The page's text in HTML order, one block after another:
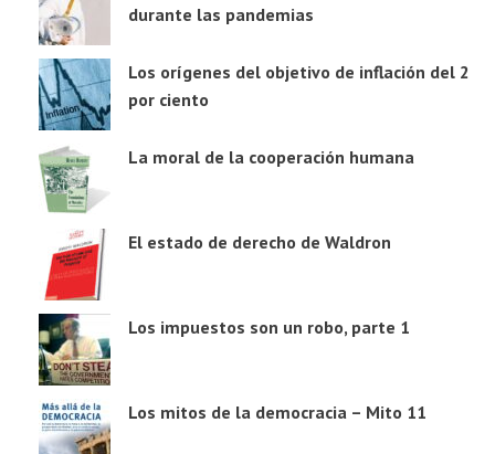
durante las pandemias
Los orígenes del objetivo de inflación del 2
por ciento
La moral de la cooperación humana
El estado de derecho de Waldron
Los impuestos son un robo, parte 1
Los mitos de la democracia – Mito 11